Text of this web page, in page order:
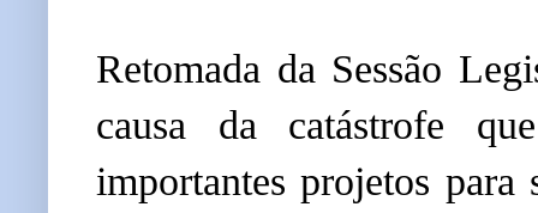
Retomada da Sessão
causa da catástrofe
importantes projetos para